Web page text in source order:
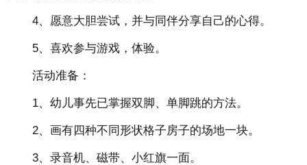
4、愿意大胆尝试，并与同伴分享自己的心得。
5、喜欢参与游戏，体验。
活动准备：
1、幼儿事先已掌握双脚、单脚跳的方法。
2、画有四种不同形状格子房子的场地一块。
3、录音机、磁带、小红旗一面。